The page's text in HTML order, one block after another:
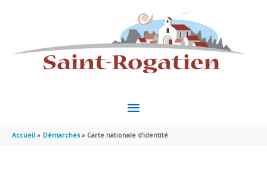
MENU
PRINCIPAL
Accueil Démarches Carte nationale d’identité